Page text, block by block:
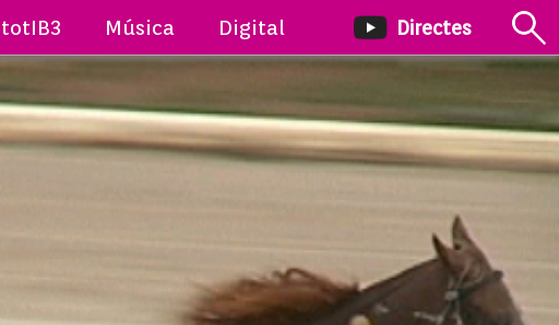
totIB3 Música Digital Directes